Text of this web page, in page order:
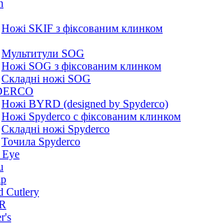
Ножі SKIF з фіксованим клинком
Мультитули SOG
Ножі SOG з фіксованим клинком
Складні ножі SOG
Ножі BYRD (designed by Spyderco)
Ножі Spyderco c фіксованим клинком
Складні ножі Spyderco
Точила Spyderco
Eye
Cutlery